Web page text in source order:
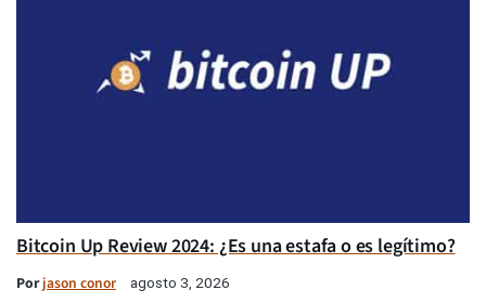
Bitcoin Up Review 2024: ¿Es una estafa o es legítimo?
Porjason conor agosto 3, 2026